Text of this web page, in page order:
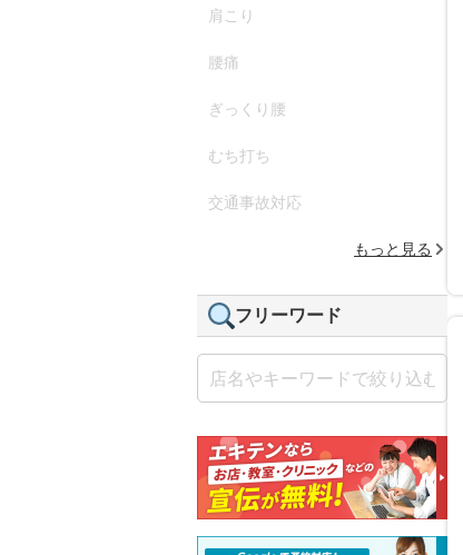
肩こり
腰痛
ぎっくり腰
むち打ち
交通事故対応
もっと見る
フリーワード